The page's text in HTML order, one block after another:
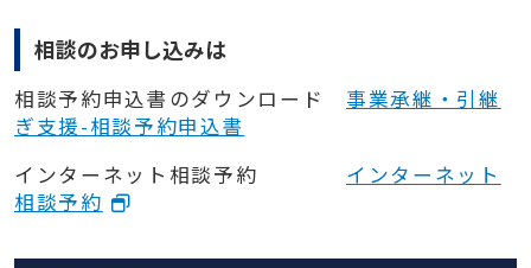
相談のお申し込みは
相談予約申込書のダウンロード 事業承継・引継
ぎ支援-相談予約申込書
インターネット相談予約 インターネット
相談予約